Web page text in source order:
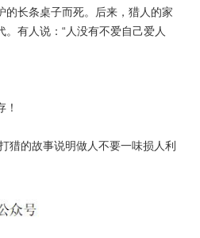
长条桌子而死。后来，猎人的家
有人说：“人没有不爱自己爱人
猎的故事说明做人不要一味损人利